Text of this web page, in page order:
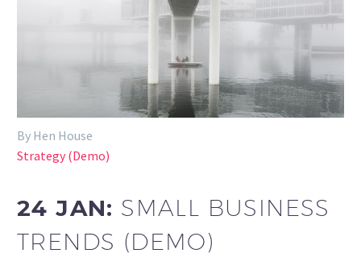
By Hen House
Strategy (Demo)
24 JAN: SMALL BUSINESS
TRENDS (DEMO)